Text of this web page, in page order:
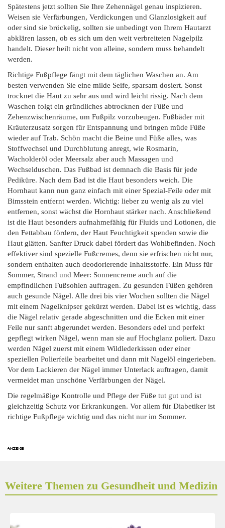
Spätestens jetzt sollten Sie Ihre Zehennägel genau inspizieren.
Weisen sie Verfärbungen, Verdickungen und Glanzlosigkeit auf
oder sind sie bröckelig, sollten sie unbedingt von Ihrem Hautarzt
abklären lassen, ob es sich um den weit verbreiteten Nagelpilz
handelt. Dieser heilt nicht von alleine, sondern muss behandelt
werden.
Richtige Fußpflege fängt mit dem täglichen Waschen an. Am
besten verwenden Sie eine milde Seife, sparsam dosiert. Sonst
trocknet die Haut zu sehr aus und wird leicht rissig. Nach dem
Waschen folgt ein gründliches abtrocknen der Füße und
Zehenzwischenräume, um Fußpilz vorzubeugen. Fußbäder mit
Kräuterzusatz sorgen für Entspannung und bringen müde Füße
wieder auf Trab. Schön macht die Beine und Füße alles, was
Stoffwechsel und Durchblutung anregt, wie Rosmarin,
Wacholderöl oder Meersalz aber auch Massagen und
Wechselduschen. Das Fußbad ist demnach die Basis für jede
Pediküre. Nach dem Bad ist die Haut besonders weich. Die
Hornhaut kann nun ganz einfach mit einer Spezial-Feile oder mit
Bimsstein entfernt werden. Wichtig: lieber zu wenig als zu viel
entfernen, sonst wächst die Hornhaut stärker nach. Anschließend
ist die Haut besonders aufnahmefähig für Fluids und Lotionen, die
den Fettabbau fördern, der Haut Feuchtigkeit spenden sowie die
Haut glätten. Sanfter Druck dabei fördert das Wohlbefinden. Noch
effektiver sind spezielle Fußcremes, denn sie erfrischen nicht nur,
sondern enthalten auch deodorierende Inhaltsstoffe. Ein Muss für
Sommer, Strand und Meer: Sonnencreme auch auf die
empfindlichen Fußsohlen auftragen. Zu gesunden Füßen gehören
auch gesunde Nägel. Alle drei bis vier Wochen sollten die Nägel
mit einem Nagelknipser gekürzt werden. Dabei ist es wichtig, dass
die Nägel relativ gerade abgeschnitten und die Ecken mit einer
Feile nur sanft abgerundet werden. Besonders edel und perfekt
gepflegt wirken Nägel, wenn man sie auf Hochglanz poliert. Dazu
werden Nägel zuerst mit einem Wildlederkissen oder einer
speziellen Polierfeile bearbeitet und dann mit Nagelöl eingerieben.
Vor dem Lackieren der Nägel immer Unterlack auftragen, damit
vermeidet man unschöne Verfärbungen der Nägel.
Die regelmäßige Kontrolle und Pflege der Füße tut gut und ist
gleichzeitig Schutz vor Erkrankungen. Vor allem für Diabetiker ist
richtige Fußpflege wichtig und das nicht nur im Sommer.
Weitere Themen zu Gesundheit und Medizin